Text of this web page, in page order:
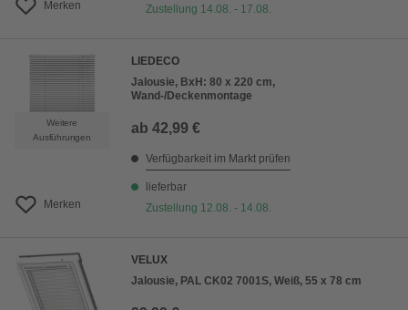
Merken
Zustellung 14.08. - 17.08.
Weitere
Ausführungen
Merken
LIEDECO
Jalousie, BxH: 80 x 220 cm,
Wand-/Deckenmontage
ab 42,99 €
Verfügbarkeit im Markt prüfen
lieferbar
Zustellung 12.08. - 14.08.
VELUX
Jalousie, PAL CK02 7001S, Weiß, 55 x 78 cm